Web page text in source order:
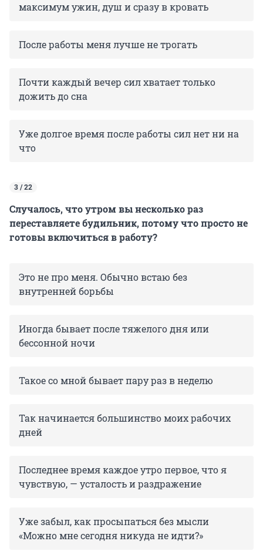
максимум ужин, душ и сразу в кровать
После работы меня лучше не трогать
Почти каждый вечер сил хватает только
дожить до сна
Уже долгое время после работы сил нет ни на
что
3 / 22
Случалось, что утром вы несколько раз
переставляете будильник, потому что просто не
готовы включиться в работу?
Это не про меня. Обычно встаю без
внутренней борьбы
Иногда бывает после тяжелого дня или
бессонной ночи
Такое со мной бывает пару раз в неделю
Так начинается большинство моих рабочих
дней
Последнее время каждое утро первое, что я
чувствую, — усталость и раздражение
Уже забыл, как просыпаться без мысли
«Можно мне сегодня никуда не идти?»